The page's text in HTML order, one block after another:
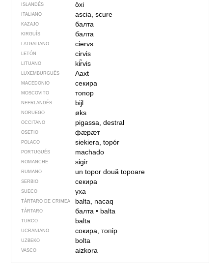
ISLANDÉS öxi
ITALIANO ascia, scure
KAZAJO балта
KIRGUÍS балта
LATGALIANO ciervs
LETÓN cirvis
LITUANO kir̃vis
LUXEMBURGUÉS Aaxt
MACEDONIO секира
MOSCOVITO топор
NEERLANDÉS bijl
NORUEGO øks
OCCITANO pigassa, destral
OSETIO фӕрӕт
POLACO siekiera, topór
PORTUGUÉS machado
ROMANCHE sigir
RUMANO un topordouă topoare
SERBIO секира
SUECO yxa
TÁRTARO DE CRIMEA balta, nacaq
TÁRTARO балта• balta
TURCO balta
UCRANIANO сокира, топір
UZBEKO bolta
VASCO aizkora